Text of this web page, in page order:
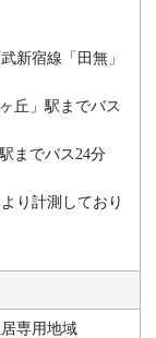
新宿線「田無」
までバス
ス24分
り計測しており
専用地域